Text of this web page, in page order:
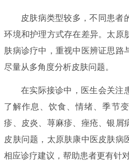
皮肤病类型较多，不同患者
环境和护理方式存在差异。太原
肤病诊疗中，重视中医辨证思路
尽量从多角度分析皮肤问题。
在实际接诊中，医生会关注
了解作息、饮食、情绪、季节
疹、皮炎、荨麻疹、痤疮、银屑
皮肤问题，太原肤康中医皮肤病
相应诊疗建议，帮助患者更有针